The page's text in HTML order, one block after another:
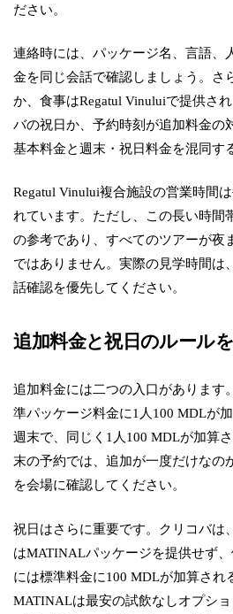
ださい。
連絡時には、パッケージ名、言語、
金を同じ会話で確認しましょう。さ
か、食事はRegatul Vinuluiで提供さ
バの祝日か、予約時刻が追加料金の
基本料金と週末・祝日料金を混同す
Regatul Vinului複合施設の営業時間
れています。ただし、この長い時間
の参考であり、すべてのツアーが夜
ではありません。実際の見学時間は
話確認を優先してください。
追加料金と祝日のルール
追加料金には二つの入口があります
準パッケージ料金に1人100 MDLが
週末で、同じく1人100 MDLが加算
末の予約では、追加が一度だけなの
を会場に確認してください。
祝日はさらに重要です。クリコバは
はMATINALパッケージを提供せず
には標準料金に100 MDLが加算され
MATINALは最安の試飲なしオプシ